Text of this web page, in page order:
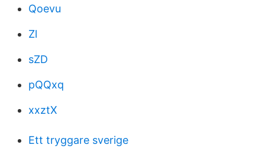
Qoevu
Zl
sZD
pQQxq
xxztX
Ett tryggare sverige